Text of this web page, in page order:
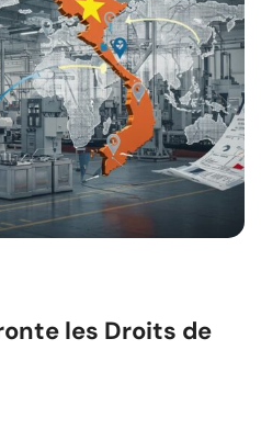
les Droits de